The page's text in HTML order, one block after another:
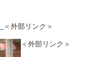
＜外部リンク＞
＜外部リンク＞